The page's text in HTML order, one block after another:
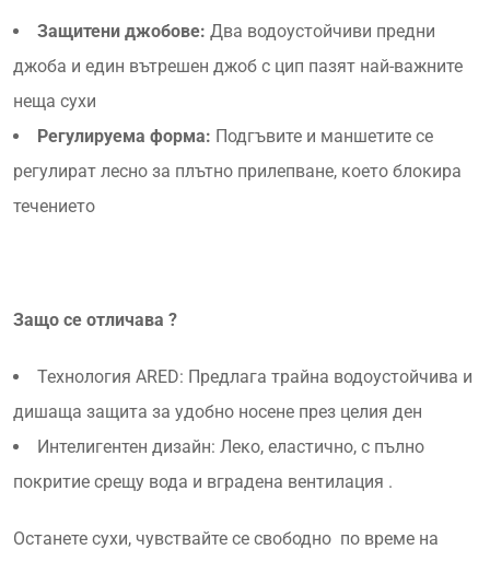
Защитени джобове: Два водоустойчиви предни
джоба и един вътрешен джоб с цип пазят най-важните
неща сухи
Регулируема форма: Подгъвите и маншетите се
регулират лесно за плътно прилепване, което блокира
течението
Защо се отличава ?
Технология ARED: Предлага трайна водоустойчива и
дишаща защита за удобно носене през целия ден
Интелигентен дизайн: Леко, еластично, с пълно
покритие срещу вода и вградена вентилация .
Останете сухи, чувствайте се свободно по време на